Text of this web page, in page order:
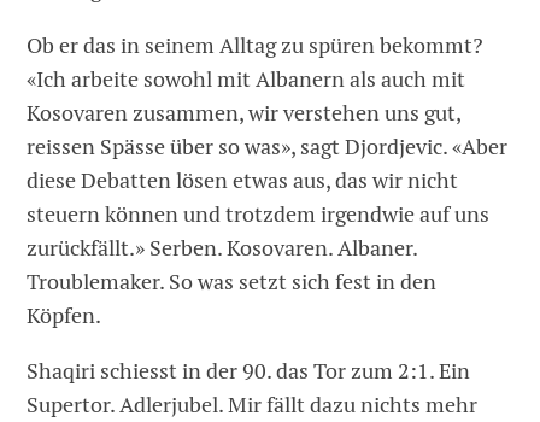
Ob er das in seinem Alltag zu spüren bekommt?
«Ich arbeite sowohl mit Albanern als auch mit
Kosovaren zusammen, wir verstehen uns gut,
reissen Spässe über so was», sagt Djordjevic. «Aber
diese Debatten lösen etwas aus, das wir nicht
steuern können und trotzdem irgendwie auf uns
zurückfällt.» Serben. Kosovaren. Albaner.
Troublemaker. So was setzt sich fest in den
Köpfen.
Shaqiri schiesst in der 90. das Tor zum 2:1. Ein
Supertor. Adlerjubel. Mir fällt dazu nichts mehr